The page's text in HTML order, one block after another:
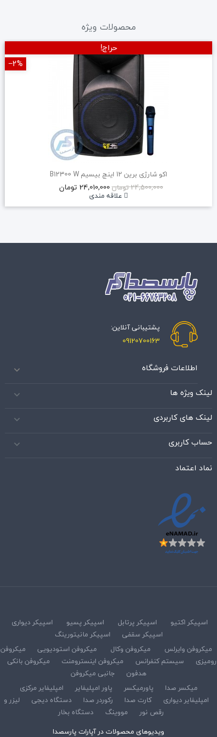
محصولات ویژه
اکو شارژی برین 12 اینچ بیسیم B12300 W
24,500,000 تومان
24,010,000 تومان
علاقه مندی
حراج!
‎−2%
پشتیبانی آنلاین:
09120700163
اطلاعات فروشگاه 
لینک ویژه ها 
لینک های کاربردی 
حساب کاربری 
نماد اعتماد
اسپیکر اکتیو اسپیکر پرتابل اسپیکر پسیو
اسپیکر دیواری
اسپیکر سقفی
اسپیکر مانیتورینگ
میکروفن وایرلس
میکروفن وکال میکروفن استودیویی
میکروفن
رومیزی
سیستم کنفرانس میکروفن اینسترومنت
میکروفن بانکی
هدفون
جانبی میکروفن
میکسر صدا
پاورمیکسر پاور امپلیفایر
امپلیفایر مرکزی
امپلیفایر دیواری
کارت صدا رکوردر صدا دستگاه دیجی
لیزر و
رقص نور
مووینگ
دستگاه بخار
ویدیوهای محصولات در آپارات پارسصدا